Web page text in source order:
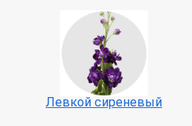
Левкой сиреневый